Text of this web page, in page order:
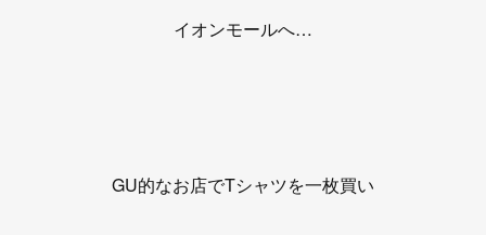
イオンモールへ…
GU的なお店でTシャツを一枚買い